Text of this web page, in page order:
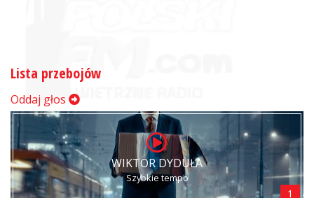
Lista przebojów
Oddaj głos
WIKTOR DYDUŁA
Szybkie tempo
1